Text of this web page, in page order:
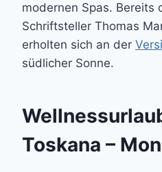
modernen Spas. Bereits
Schriftsteller Thomas
erholten sich an der
südlicher Sonne.
Toskana –